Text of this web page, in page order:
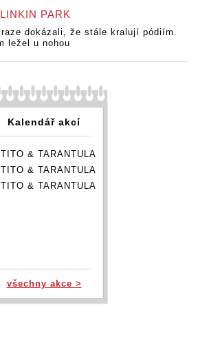
PARK
dokázali, že stále kralují pódiím.
ležel u nohou
Kalendář akcí
TITO & TARANTULA
TITO & TARANTULA
TITO & TARANTULA
všechny akce >